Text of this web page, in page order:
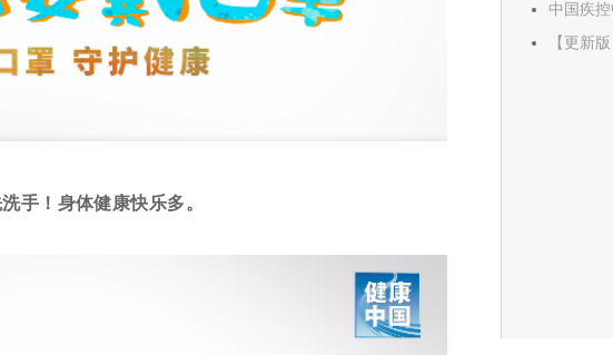
手！ 身体健康快乐多。
中国疾
【更新